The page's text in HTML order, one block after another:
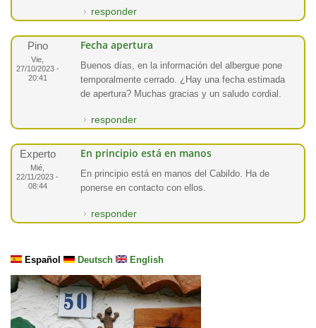
responder
Pino
Vie,
27/10/2023 -
20:41
Fecha apertura
Buenos días, en la información del albergue pone
temporalmente cerrado. ¿Hay una fecha estimada
de apertura? Muchas gracias y un saludo cordial.
responder
Experto
Mié,
22/11/2023 -
08:44
En principio está en manos
En principio está en manos del Cabildo. Ha de
ponerse en contacto con ellos.
responder
Español Deutsch English